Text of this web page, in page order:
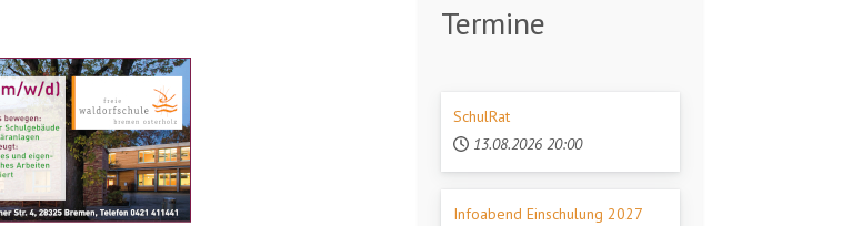
Termine
SchulRat
13.08.2026 20:00
Infoabend Einschulung 2027